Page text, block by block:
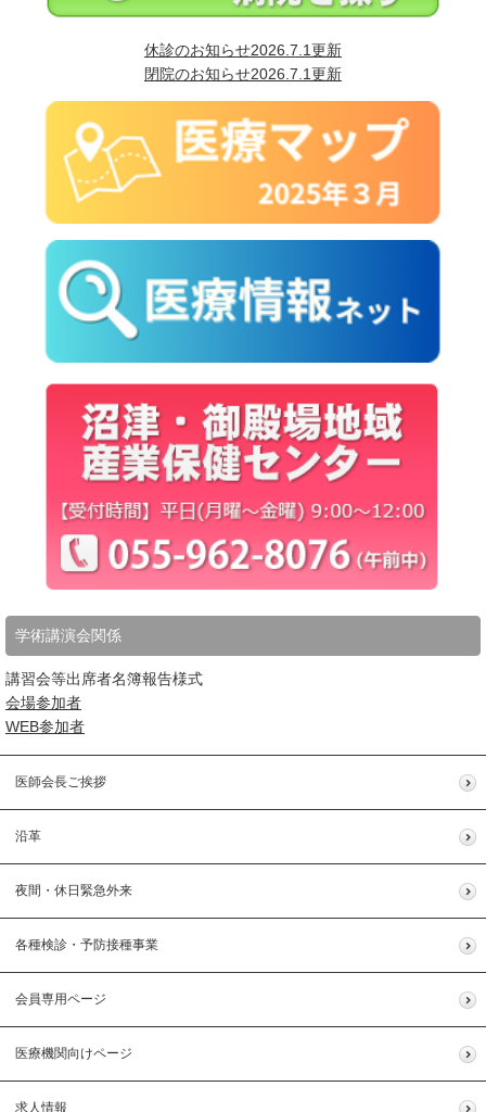
休診のお知らせ2026.7.1更新
閉院のお知らせ2026.7.1更新
学術講演会関係
講習会等出席者名簿報告様式
会場参加者
WEB参加者
医師会長ご挨拶
沿革
夜間・休日緊急外来
各種検診・予防接種事業
会員専用ページ
医療機関向けページ
求人情報